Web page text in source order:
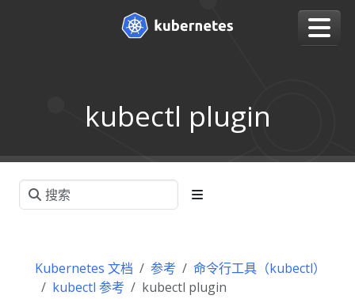
kubectl plugin
Kubernetes 文档 参考
命令行工具（kubectl）
kubectl 参考
kubectl plugin